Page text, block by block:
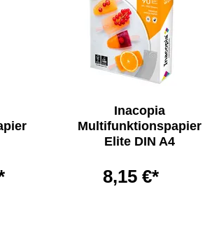
Inacopia
Multifunktionspapier
Elite DIN A4
8,15 €*